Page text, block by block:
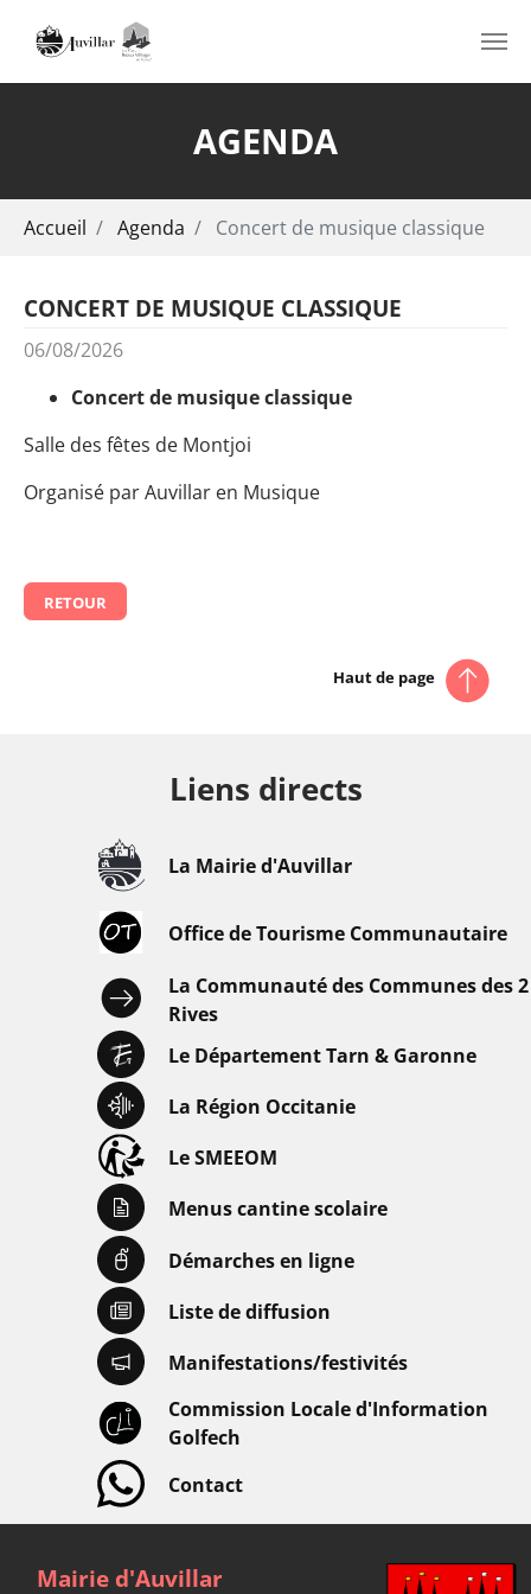
AGENDA
Accueil Agenda Concert de musique classique
CONCERT DE MUSIQUE CLASSIQUE
06/08/2026
Concert de musique classique
Salle des fêtes de Montjoi
Organisé par Auvillar en Musique
RETOUR
Haut de page
Liens directs
La Mairie d'Auvillar
Office de Tourisme Communautaire
La Communauté des Communes des 2
Rives
Le Département Tarn & Garonne
La Région Occitanie
Le SMEEOM
Menus cantine scolaire
Démarches en ligne
Liste de diffusion
Manifestations/festivités
Commission Locale d'Information
Golfech
Contact
Mairie d'Auvillar